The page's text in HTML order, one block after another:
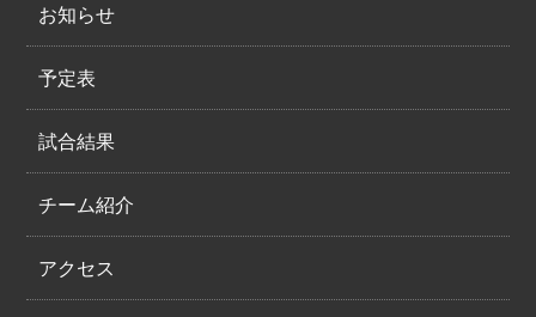
お知らせ
予定表
試合結果
チーム紹介
アクセス